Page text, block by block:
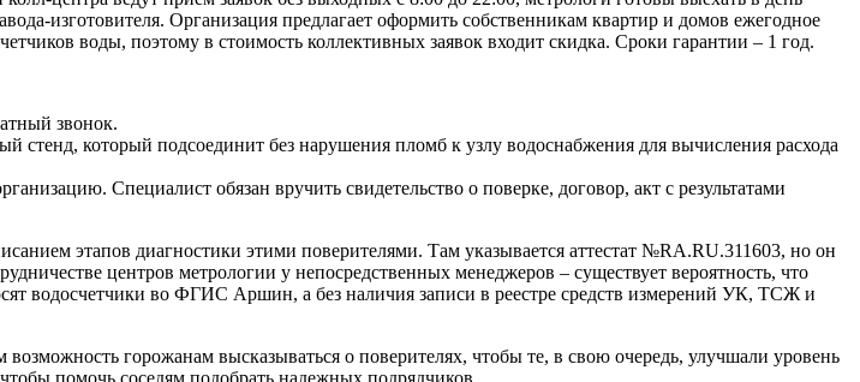
изготовителя. Организация предлагает оформить собственникам квартир и домов ежегодное
воды, поэтому в стоимость коллективных заявок входит скидка. Сроки гарантии – 1 год.
звонок.
который подсоединит без нарушения пломб к узлу водоснабжения для вычисления расхода
Специалист обязан вручить свидетельство о поверке, договор, акт с результатами
этапов диагностики этими поверителями. Там указывается аттестат №RA.RU.311603, но он
центров метрологии у непосредственных менеджеров – существует вероятность, что
водосчетчики во ФГИС Аршин, а без наличия записи в реестре средств измерений УК, ТСЖ и
горожанам высказываться о поверителях, чтобы те, в свою очередь, улучшали уровень